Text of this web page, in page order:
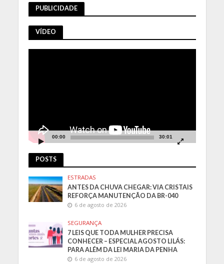
PUBLICIDADE
VÍDEO
00:00 30:01
POSTS
ESTRADAS
ANTES DA CHUVA CHEGAR: VIA CRISTAIS
REFORÇA MANUTENÇÃO DA BR-040
6 de agosto de 2026
SEGURANÇA
7 LEIS QUE TODA MULHER PRECISA
CONHECER – ESPECIAL AGOSTO LILÁS:
PARA ALÉM DA LEI MARIA DA PENHA
6 de agosto de 2026